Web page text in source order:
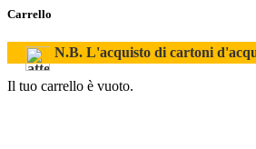
Carrello
N.B. L'acquisto di cartoni
Il tuo carrello è vuoto.